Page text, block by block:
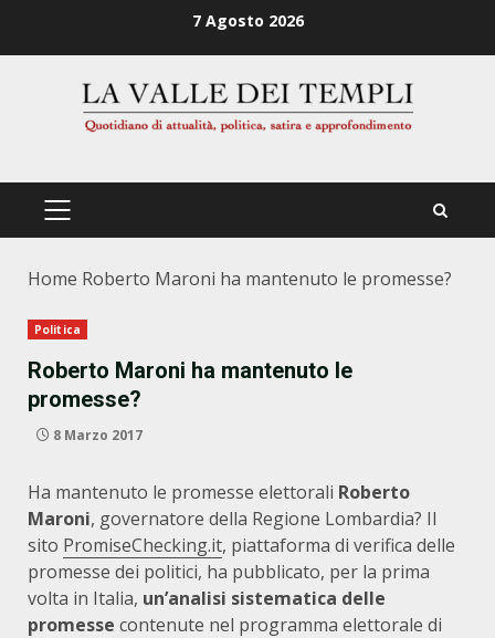
7 Agosto 2026
PRIMÄRES
Home Roberto Maroni ha mantenuto le promesse?
Politica
Roberto Maroni ha mantenuto le
promesse?
8 Marzo 2017
Ha mantenuto le promesse elettorali Roberto
Maroni, governatore della Regione Lombardia? Il
sito PromiseChecking.it, piattaforma di verifica delle
promesse dei politici, ha pubblicato, per la prima
volta in Italia, un’analisi sistematica delle
promesse contenute nel programma elettorale di